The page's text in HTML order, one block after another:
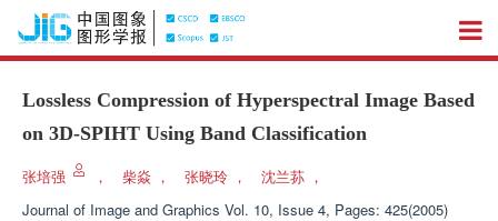
Lossless Compression of Hyperspectral Image Based
on 3D-SPIHT Using Band Classification
张培强 ， 柴焱 ， 张晓玲 ， 沈兰荪 ，
Journal of Image and Graphics Vol. 10, Issue 4, Pages: 425(2005)